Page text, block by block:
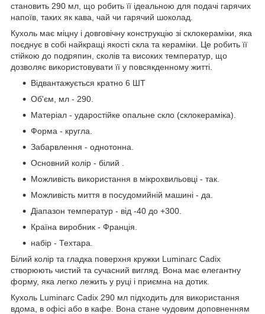
становить 290 мл, що робить її ідеальною для подачі гарячих
напоїв, таких як кава, чай чи гарячий шоколад.
Кухоль має міцну і довговічну конструкцію зі склокераміки, яка
поєднує в собі найкращі якості скла та кераміки. Це робить її
стійкою до подряпин, сколів та високих температур, що
дозволяє використовувати її у повсякденному житті.
Відвантажується кратно 6 ШТ
Об'єм, мл - 290.
Матеріал - ударостійке опальне скло (склокераміка).
Форма - кругла.
Забарвлення - однотонна.
Основний колір - білий .
Можливість використання в мікрохвильовці - так.
Можливість миття в посудомийній машині - да.
Діапазон температур - від -40 до +300.
Країна виробник - Франція.
набір - Техтара.
Білий колір та гладка поверхня кружки Luminarc Cadix
створюють чистий та сучасний вигляд. Вона має елегантну
форму, яка легко лежить у руці і приємна на дотик.
Кухоль Luminarc Cadix 290 мл підходить для використання
вдома, в офісі або в кафе. Вона стане чудовим доповненням